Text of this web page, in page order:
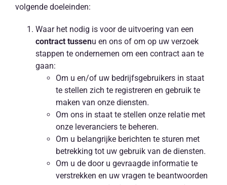
volgende doeleinden:
Waar het nodig is voor de uitvoering van een
contract tussenu en ons of om op uw verzoek
stappen te ondernemen om een contract aan te
gaan:
Om u en/of uw bedrijfsgebruikers in staat
te stellen zich te registreren en gebruik te
maken van onze diensten.
Om ons in staat te stellen onze relatie met
onze leveranciers te beheren.
Om u belangrijke berichten te sturen met
betrekking tot uw gebruik van de diensten.
Om u de door u gevraagde informatie te
verstrekken en uw vragen te beantwoorden